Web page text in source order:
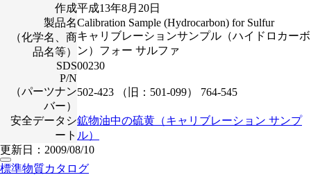
作成平成13年8月20日
製品名
（化学名、商
品名等）
Calibration Sample (Hydrocarbon) for Sulfur
キャリブレーションサンプル（ハイドロカーボ
ン）フォー サルファ
SDS00230
P/N
（パーツナン
バー）
502-423 （旧：501-099） 764-545
安全データシ
ート
鉱物油中の硫黄（キャリブレーション サンプ
ル）
更新日：2009/08/10
標準物質カタログ